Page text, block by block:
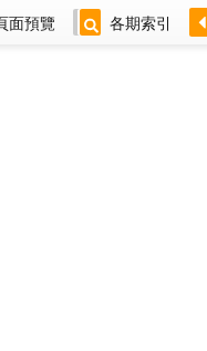
面預覽 各期索引